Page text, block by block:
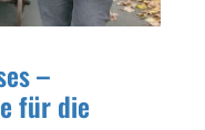
–
für die